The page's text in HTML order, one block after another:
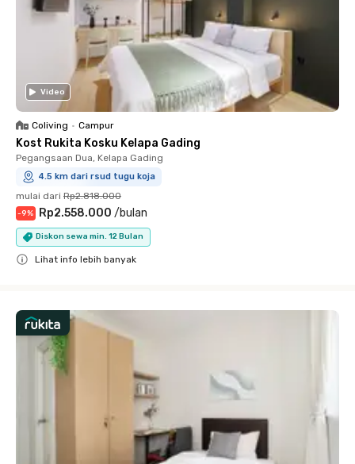
Video
Coliving • Campur
Kost Rukita Kosku Kelapa Gading
Pegangsaan Dua, Kelapa Gading
4.5 km dari rsud tugu koja
mulai dari Rp2.818.000
-9% Rp2.558.000 /bulan
Diskon sewa min. 12 Bulan
Lihat info lebih banyak